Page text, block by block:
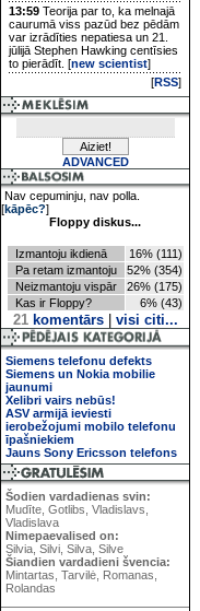
13:59 Teorija par to, ka melnajā
caurumā viss pazūd bez pēdām
var izrādīties nepatiesa un 21.
jūlijā Stephen Hawking centīsies
to pierādīt. [new scientist]
[RSS]
ADVANCED
Nav cepuminju, nav polla.
[kāpēc?]
Floppy diskus...
Izmantoju ikdienā
16% (111)
Pa retam izmantoju
52% (354)
Neizmantoju vispār
26% (175)
Kas ir Floppy?
6% (43)
21komentārs| visi citi...
Siemens telefonu defekts
Siemens un Nokia mobilie
jaunumi
Xelibri vairs nebūs!
ASV armijā ieviesti
ierobežojumi mobilo telefonu
īpašniekiem
Jauns Sony Ericsson telefons
Šodien vardadienas svin:
Mudīte, Gotlibs, Vladislavs,
Vladislava
Nimepaevalised on:
Silvia, Silvi, Silva, Silve
Šiandien vardadieni švencia:
Mintartas, Tarvilė, Romanas,
Rolandas